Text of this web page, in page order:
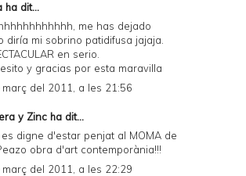
ha dit...
me has dejado
diría mi sobrino patidifusa jajaja.
en serio.
y gracias por esta maravilla
març del 2011, a les 21:56
y Zinc ha dit...
digne d'estar penjat al MOMA de
obra d'art contemporània!!!
març del 2011, a les 22:29